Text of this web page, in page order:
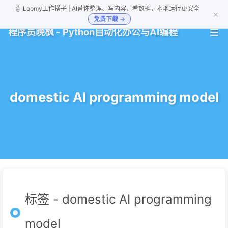
🤖 Loomy工作搭子 | AI替你整理、写内容、看数据，本地运行更安全
免费下载 →
×
程序员晚枫 - Python自动化办公与AI编程
domestic AI programming model
标签 - domestic AI programming
model